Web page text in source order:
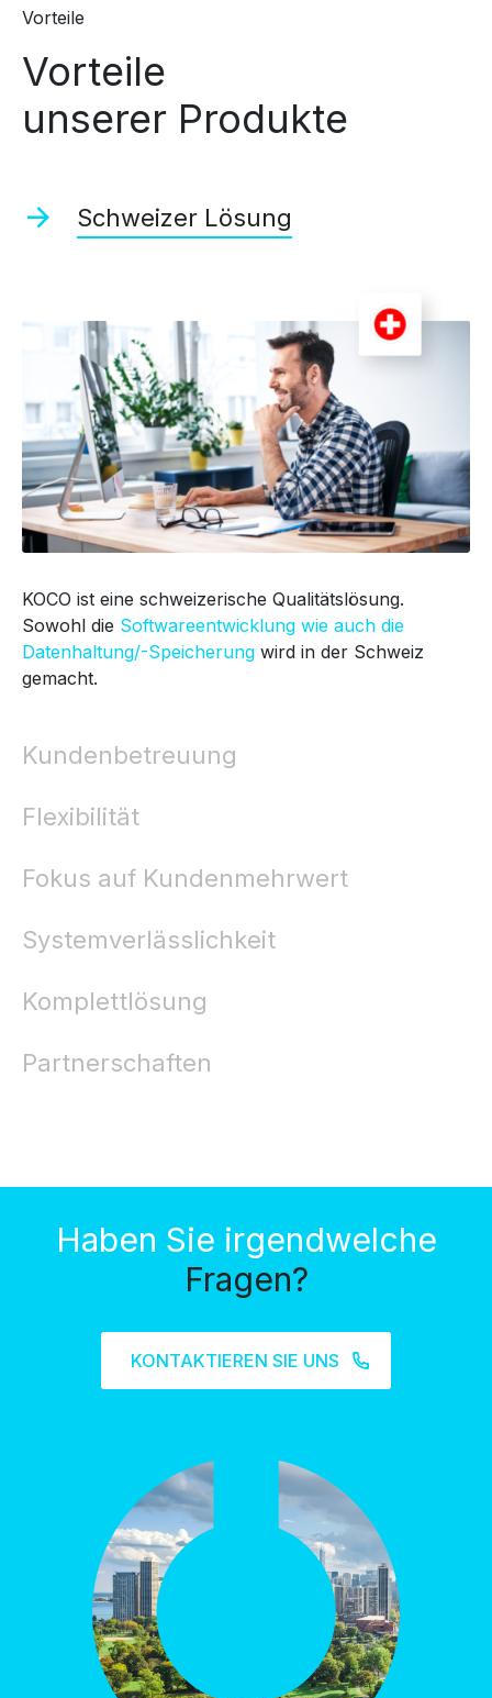
Vorteile
Vorteile
unserer Produkte
Schweizer Lösung
KOCO ist eine schweizerische Qualitätslösung.
Sowohl die Softwareentwicklung wie auch die
Datenhaltung/-Speicherung wird in der Schweiz
gemacht.
Kundenbetreuung
Flexibilität
Fokus auf Kundenmehrwert
Systemverlässlichkeit
Komplettlösung
Partnerschaften
Haben Sie irgendwelche
Fragen?
KONTAKTIEREN SIE UNS